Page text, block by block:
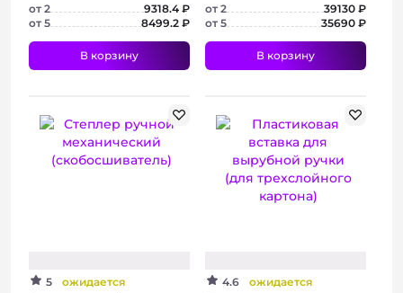
+ 3 фото + 4 фото
от 2
9318.4 ₽
от 5
8499.2 ₽
В корзину
от 2
39130 ₽
от 5
35690 ₽
В корзину
5
ожидается
4.6
ожидается